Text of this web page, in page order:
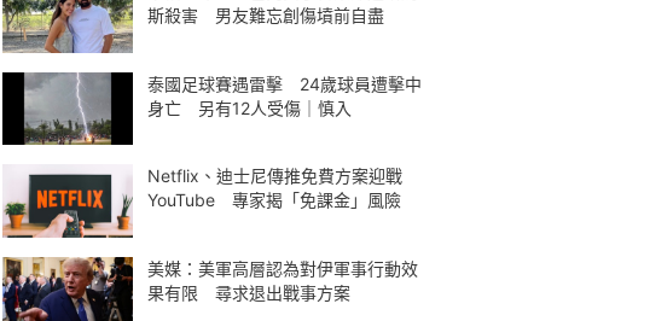
斯殺害 男友難忘創傷墳前自盡
泰國足球賽遇雷擊 24歲球員遭擊中
身亡 另有12人受傷｜慎入
Netflix、迪士尼傳推免費方案迎戰
YouTube 專家揭「免課金」風險
美媒：美軍高層認為對伊軍事行動效
果有限 尋求退出戰事方案